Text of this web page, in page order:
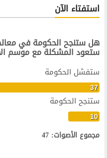
استفتاء الآن
هل ستنجح الحكومة في
ستعود المشكلة مع موسم
ستفشل الحكومة
37
ستنجح الحكومة
10
مجموع الأصوات: 47